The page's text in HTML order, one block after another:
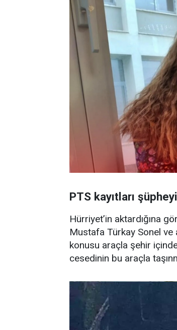
PTS kayıtları
Hürriyet’in aktardığına
Mustafa Türkay Sonel ve
konusu araçla şehir
cesedinin bu araçla